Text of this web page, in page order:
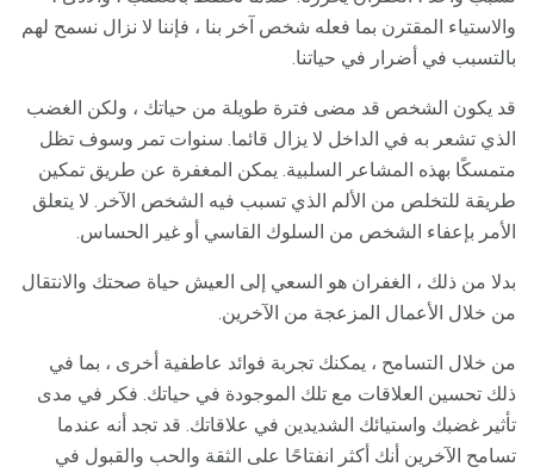
والاستياء المقترن بما فعله شخص آخر بنا ، فإننا لا نزال نسمح لهم
بالتسبب في أضرار في حياتنا.
قد يكون الشخص قد مضى فترة طويلة من حياتك ، ولكن الغضب
الذي تشعر به في الداخل لا يزال قائما. سنوات تمر وسوف تظل
متمسكًا بهذه المشاعر السلبية. يمكن المغفرة عن طريق تمكين
طريقة للتخلص من الألم الذي تسبب فيه الشخص الآخر. لا يتعلق
الأمر بإعفاء الشخص من السلوك القاسي أو غير الحساس.
بدلا من ذلك ، الغفران هو السعي إلى العيش حياة صحتك والانتقال
من خلال الأعمال المزعجة من الآخرين.
من خلال التسامح ، يمكنك تجربة فوائد عاطفية أخرى ، بما في
ذلك تحسين العلاقات مع تلك الموجودة في حياتك. فكر في مدى
تأثير غضبك واستيائك الشديدين في علاقاتك. قد تجد أنه عندما
تسامح الآخرين أنك أكثر انفتاحًا على الثقة والحب والقبول في